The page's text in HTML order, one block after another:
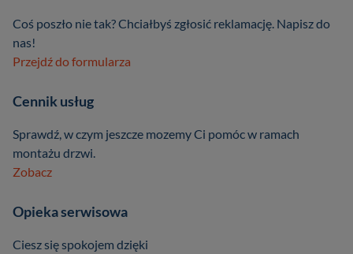
Coś poszło nie tak? Chciałbyś zgłosić reklamację. Napisz do
nas!
Przejdź do formularza
Cennik usług
Sprawdź, w czym jeszcze mozemy Ci pomóc w ramach
montażu drzwi.
Zobacz
Opieka serwisowa
Ciesz się spokojem dzięki